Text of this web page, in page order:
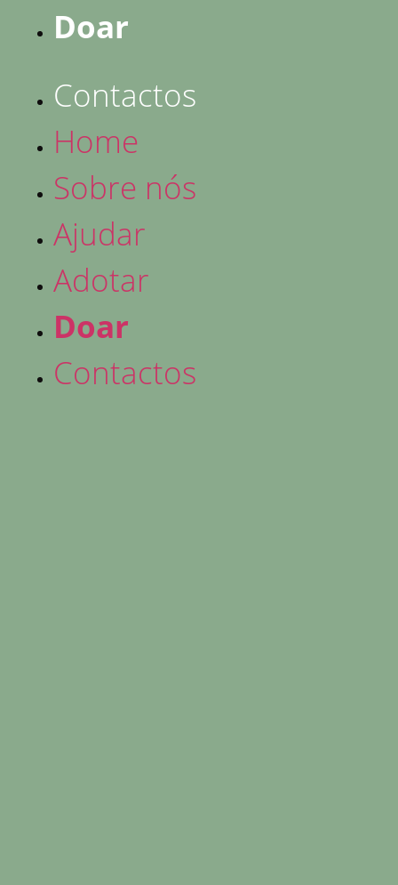
Doar
Contactos
Home
Sobre nós
Ajudar
Adotar
Doar
Contactos